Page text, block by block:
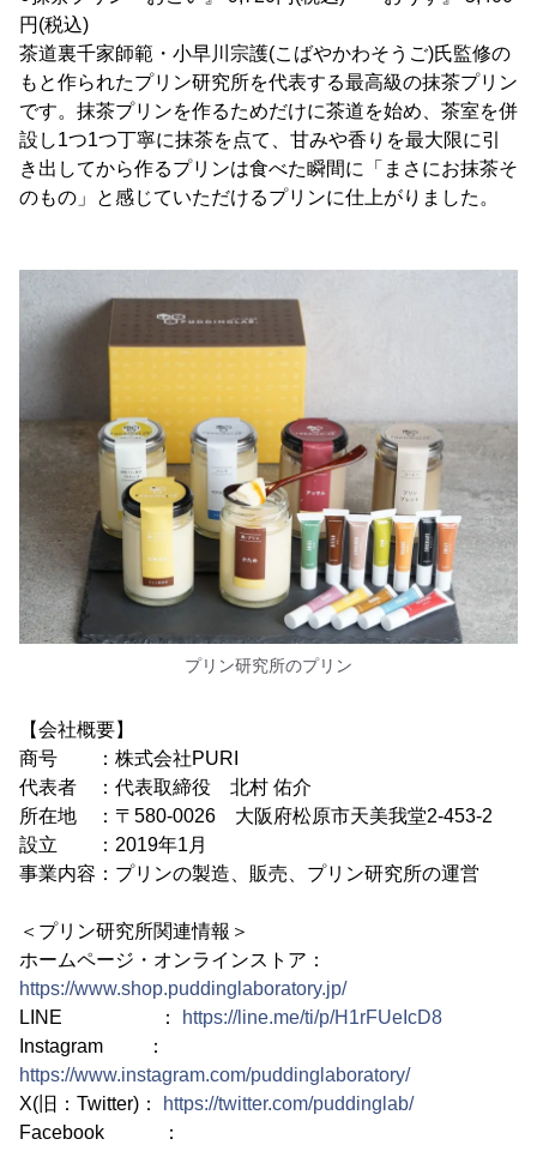
円(税込)
茶道裏千家師範・小早川宗護(こばやかわそうご)氏監修の
もと作られたプリン研究所を代表する最高級の抹茶プリン
です。抹茶プリンを作るためだけに茶道を始め、茶室を併
設し1つ1つ丁寧に抹茶を点て、甘みや香りを最大限に引
き出してから作るプリンは食べた瞬間に「まさにお抹茶そ
のもの」と感じていただけるプリンに仕上がりました。
プリン研究所のプリン
【会社概要】
商号 ：株式会社PURI
代表者 ：代表取締役 北村 佑介
所在地 ：〒580-0026 大阪府松原市天美我堂2-453-2
設立 ：2019年1月
事業内容：プリンの製造、販売、プリン研究所の運営
＜プリン研究所関連情報＞
ホームページ・オンラインストア：
https://www.shop.puddinglaboratory.jp/
LINE ：
https://line.me/ti/p/H1rFUeIcD8
Instagram ：
https://www.instagram.com/puddinglaboratory/
X(旧：Twitter)：
https://twitter.com/puddinglab/
Facebook ：